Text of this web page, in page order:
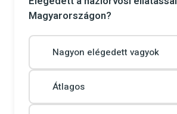
Magyarországon?
Nagyon elégedett vagyok
Átlagos